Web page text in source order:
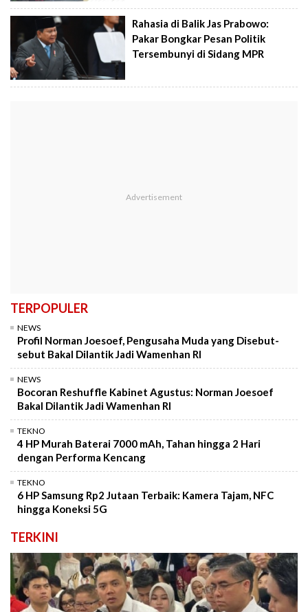
Rahasia di Balik Jas Prabowo:
Pakar Bongkar Pesan Politik
Tersembunyi di Sidang MPR
TERPOPULER
NEWS
Profil Norman Joesoef, Pengusaha Muda yang Disebut-
sebut Bakal Dilantik Jadi Wamenhan RI
NEWS
Bocoran Reshuffle Kabinet Agustus: Norman Joesoef
Bakal Dilantik Jadi Wamenhan RI
TEKNO
4 HP Murah Baterai 7000 mAh, Tahan hingga 2 Hari
dengan Performa Kencang
TEKNO
6 HP Samsung Rp2 Jutaan Terbaik: Kamera Tajam, NFC
hingga Koneksi 5G
TERKINI